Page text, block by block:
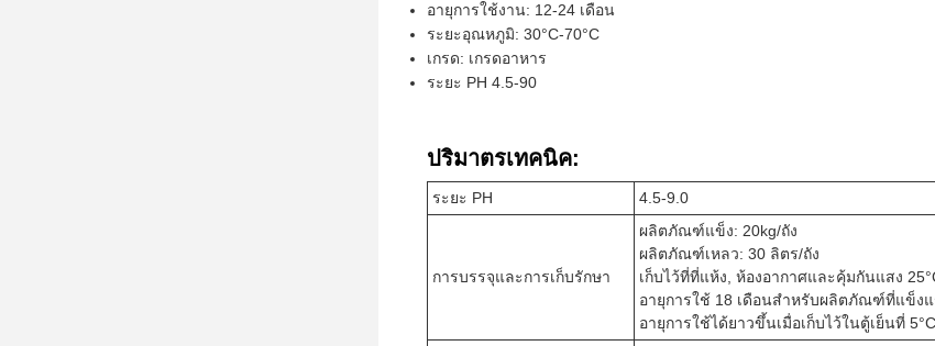
อายุการใช้งาน: 12-24 เดือน
ระยะอุณหภูมิ: 30°C-70°C
เกรด: เกรดอาหาร
ระยะ PH 4.5-90
ปริมาตรเทคนิค:
ระยะ PH 4.5-9.0
การบรรจุและการเก็บรักษา
ผลิตภัณฑ์แข็ง: 20kg/ถัง
ผลิตภัณฑ์เหลว: 30 ลิตร/ถัง
เก็บไว้ที่ที่แห้ง, ห้องอากาศและคุ้มกันแสง
อายุการใช้ 18 เดือนสําหรับผลิตภัณฑ์ที่แข็ง
อายุการใช้ได้ยาวขึ้นเมื่อเก็บไว้ในตู้เย็นที่ 5°C